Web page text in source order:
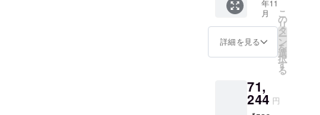
然水 酵
母：日
酵母、
米麹 味
Honey
meeに
より味
キーを
思わせ
な香
り。
～米麹
～〉 蜂
酵母：
日本酒
味わ
い：ラ
ンマス
カット
のよう
りま
す…♡*
＊
〈Hone
蜜：北
海道産
菩提樹
完成！
贅沢に
も金沢
産の金
れちゃ
いまし
た！ *
込み】
【味比
べ】
【15％
オフ】
【お
【※お手
数です
が、備
年11
月
詳細を見る
こ
の
リ
タ
ー
ン
を
選
択
す
る
71,
244 円